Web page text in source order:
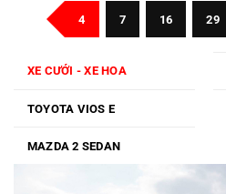
4 7 16 29
XE CƯỚI - XE HOA
TOYOTA VIOS E
MAZDA 2 SEDAN